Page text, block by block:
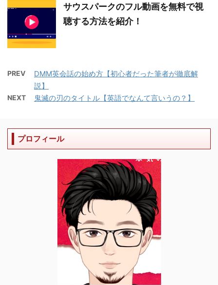
サウスパークのフル動画を無料で視
聴する方法を紹介！
PREV
DMM英会話の始め方【初心者だった筆者が徹底解
説】
NEXT 鬼滅の刃のタイトル【英語でなんて言いうの？】
プロフィール